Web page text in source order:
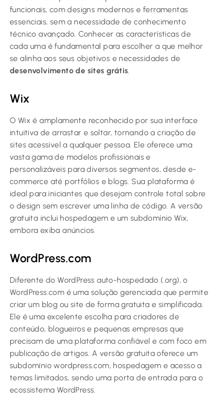
funcionais, com designs modernos e ferramentas
essenciais, sem a necessidade de conhecimento
técnico avançado. Conhecer as características de
cada uma é fundamental para escolher a que melhor
se alinha aos seus objetivos e necessidades de
desenvolvimento de sites grátis
Wix
O Wix é amplamente reconhecido por sua interface
intuitiva de arrastar e soltar, tornando a criação de
sites acessível a qualquer pessoa. Ele oferece uma
vasta gama de modelos profissionais e
personalizáveis para diversos segmentos, desde e-
commerce até portfólios e blogs. Sua plataforma é
ideal para iniciantes que desejam controle total sobre
o design sem escrever uma linha de código. A versão
gratuita inclui hospedagem e um subdomínio Wix,
embora exiba anúncios.
WordPress.com
Diferente do WordPress auto-hospedado (.org), o
WordPress.com é uma solução gerenciada que permite
criar um blog ou site de forma gratuita e simplificada.
Ele é uma excelente escolha para criadores de
conteúdo, blogueiros e pequenas empresas que
precisam de uma plataforma confiável e com foco em
publicação de artigos. A versão gratuita oferece um
subdomínio wordpress.com, hospedagem e acesso a
temas limitados, sendo uma porta de entrada para o
ecossistema WordPress.